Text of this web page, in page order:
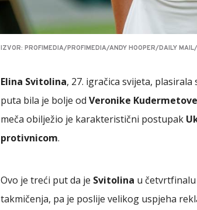
IZVOR: PROFIMEDIA/PROFIMEDIA/ANDY HOOPER/DAILY
Elina Svitolina, 27. igračica svijeta,
puta bila je bolje od Veronike Kudermetove
meča obilježio je karakteristični postupak
protivnicom.
Ovo je treći put da je Svitolina u četvrtfinalu
takmičenja, pa je poslije velikog uspjeha